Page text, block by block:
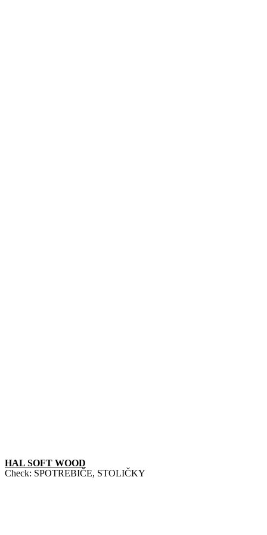
HAL SOFT WOOD
Check: SPOTREBIČE, STOLIČKY